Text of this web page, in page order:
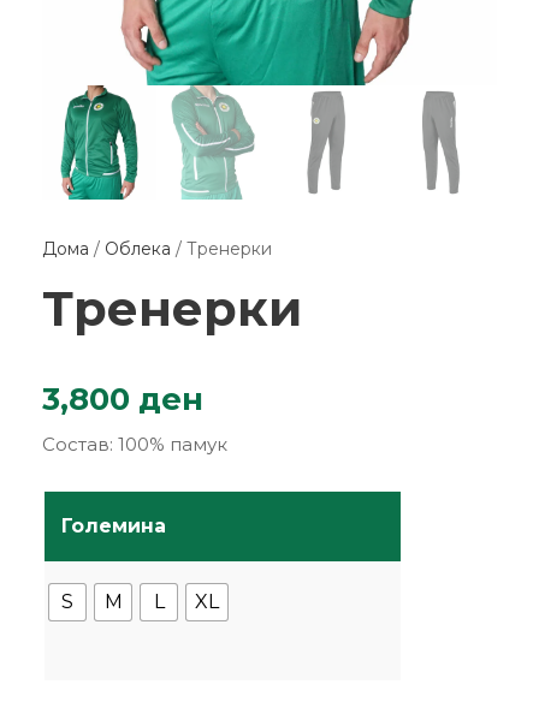
Дома / Облека / Тренерки
Тренерки
3,800 ден
Состав: 100% памук
Големина
S M L XL